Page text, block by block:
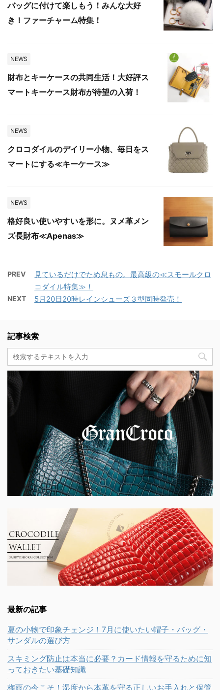
バッグに付けて楽しもう！みんな大好
き！ファーチャーム特集！
NEWS
財布とキーケースの共同生活！大好評ス
マートキーケース財布が待望の入荷！
NEWS
クロコダイルのデイリー小物、毎日をス
マートにする≪キーケース≫
NEWS
格好良い使いやすいを形に。ヌメ革メン
ズ長財布≪Apenas≫
PREV
見ているだけでため息もの。最高級の≪スモールクロ
コダイル特集≫！
NEXT 5月20日20時レインシューズ３型同時発売！
記事検索
最新の記事
夏の小物で印象チェンジ！7月に使いたい帽子・バッグ・
サンダルの選び方
スキミング防止は本当に必要？カード情報を守るために知
っておきたい基礎知識
梅雨の今こそ！湿度から本革を守る正しいお手入れと保管